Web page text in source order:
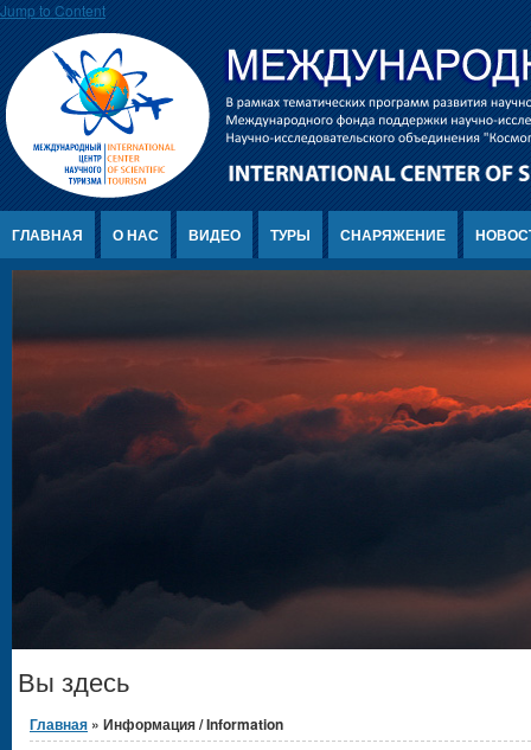
Jump to Content
ГЛАВНАЯ О НАС ВИДЕО ТУРЫ СНАРЯЖЕНИЕ
Вы здесь
Главная » Информация / Information